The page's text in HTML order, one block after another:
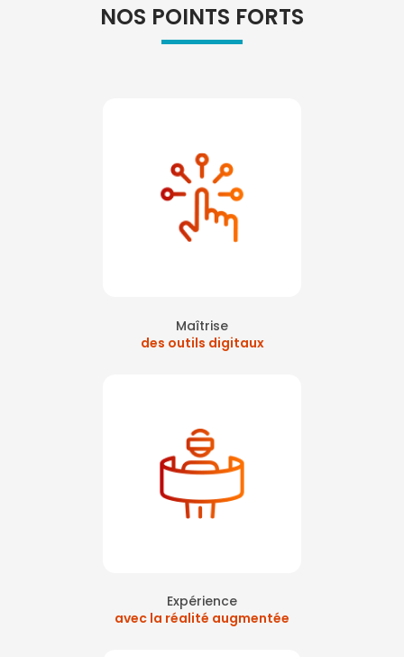
NOS POINTS FORTS
Maîtrise
des outils digitaux
Expérience
avec la réalité augmentée